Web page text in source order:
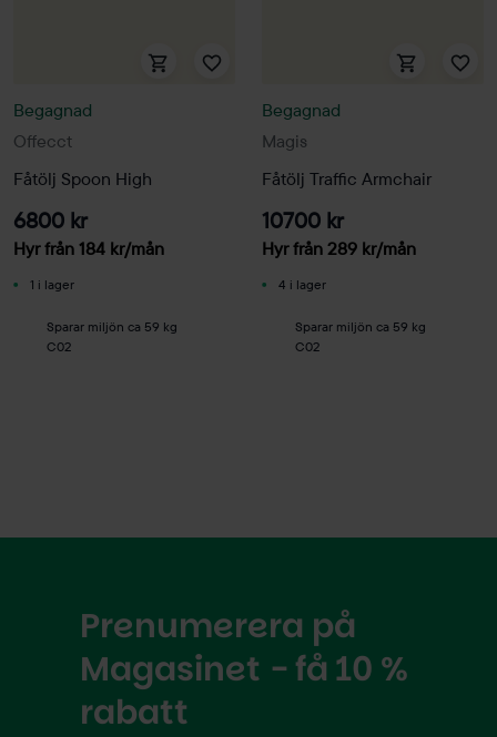
Offecct
Begagnad
Fåtölj Spoon High
6800 kr
Hyr från 184 kr/mån
1 i lager
Sparar miljön ca 59 kg
C02
Magis
Begagnad
Fåtölj Traffic Armchair
10700 kr
Hyr från 289 kr/mån
4 i lager
Sparar miljön ca 59 kg
C02
Prenumerera på
Magasinet - få 10 %
rabatt